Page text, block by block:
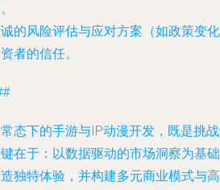
的风险评估与应对方案（如政策变
者的信任。
态下的手游与IP动漫开发，既是挑
在于：以数据驱动的市场洞察为基
独特体验，并构建多元商业模式与